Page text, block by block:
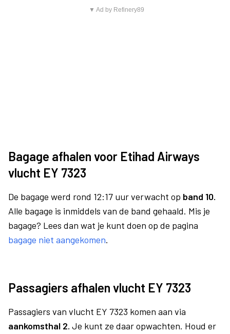
▼ Ad by Refinery89
Bagage afhalen voor Etihad Airways
vlucht EY 7323
De bagage werd rond 12:17 uur verwacht op band 10.
Alle bagage is inmiddels van de band gehaald. Mis je
bagage? Lees dan wat je kunt doen op de pagina
bagage niet aangekomen.
Passagiers afhalen vlucht EY 7323
Passagiers van vlucht EY 7323 komen aan via
aankomsthal 2. Je kunt ze daar opwachten. Houd er